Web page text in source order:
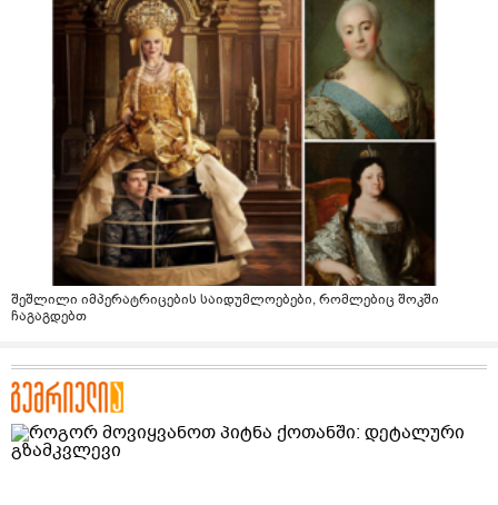
შეშლილი იმპერატრიცების საიდუმლოებები, რომლებიც შოკში
ჩაგაგდებთ